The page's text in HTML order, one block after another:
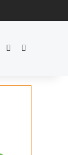
LinkedInYouTube